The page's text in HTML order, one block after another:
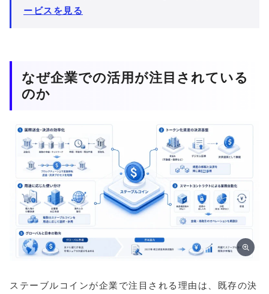
ービスを見る
なぜ企業での活用が注目されている
のか
ステーブルコインが企業で注目される理由は、既存の決